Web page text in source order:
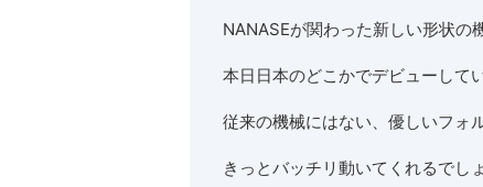
NANASEが関わった新しい形状の
本日日本のどこかでデビューしてい
従来の機械にはない、優しいフォ
きっとバッチリ動いてくれるでし